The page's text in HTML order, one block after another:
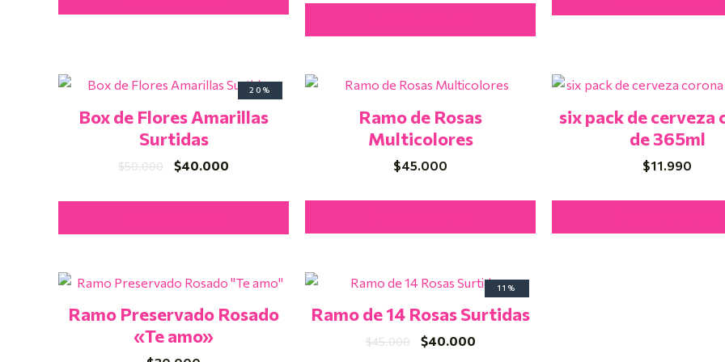
20%
Box de Flores Amarillas
Surtidas
$50.000
El
original
era:
$50.000.
$40.000
El
precio
actual
Ramo de Rosas
Multicolores
$45.000
six pack de cerveza
de 365ml
$11.990
Ramo Preservado Rosado
«Te amo»
11%
Ramo de 14 Rosas Surtidas
$45.000
El
original
$45.000.
$40.000
El
precio
actual
$40.000.